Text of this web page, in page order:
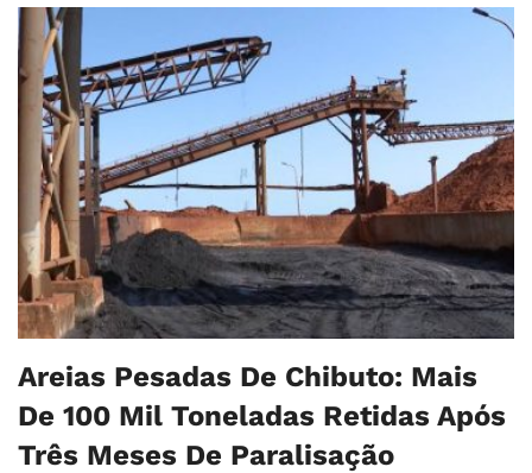
Areias Pesadas De Chibuto: Mais
De 100 Mil Toneladas Retidas Após
Três Meses De Paralisação